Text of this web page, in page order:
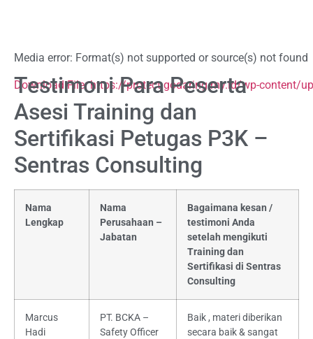
Media error: Format(s) not supported or source(s) not found
Download File: https://protect.godaring.my.id/wp-content/
00:00
Testimoni Para Peserta
Asesi Training dan
Sertifikasi Petugas P3K –
Sentras Consulting
Nama
Lengkap
Nama
Perusahaan –
Jabatan
Bagaimana kesan /
testimoni Anda
setelah mengikuti
Training dan
Sertifikasi di Sentras
Consulting
Marcus
Hadi
PT. BCKA –
Safety Officer
Baik , materi diberikan
secara baik & sangat